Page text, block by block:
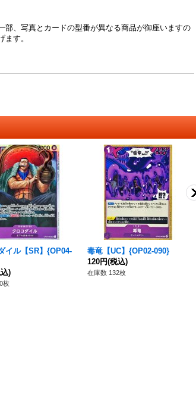
、写真とカードの型番が異なる商品が御座いますの
す。
イル【SR】{OP04-
)
枚
毒竜【UC】{OP02-090}
120円(税込)
在庫数 132枚